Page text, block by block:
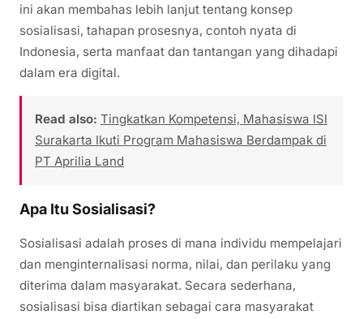
ini akan membahas lebih lanjut tentang konsep
sosialisasi, tahapan prosesnya, contoh nyata di
Indonesia, serta manfaat dan tantangan yang dihadapi
dalam era digital.
Read also: Tingkatkan Kompetensi, Mahasiswa ISI
Surakarta Ikuti Program Mahasiswa Berdampak di
PT Aprilia Land
Apa Itu Sosialisasi?
Sosialisasi adalah proses di mana individu mempelajari
dan menginternalisasi norma, nilai, dan perilaku yang
diterima dalam masyarakat. Secara sederhana,
sosialisasi bisa diartikan sebagai cara masyarakat